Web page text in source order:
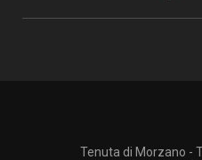
Tenuta di Morzano -